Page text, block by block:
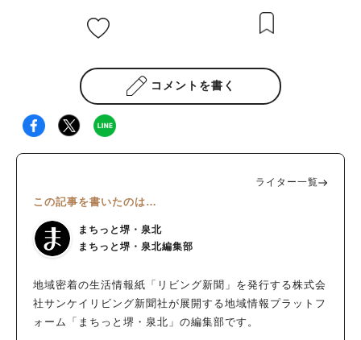
たスマートフォンやタブレット端末が必須です。 バッテリー切
れには要注意なので、モバイルバッテリーを持って行くといいか
用は自己負担です。 シェアサイクルやレンタサイクル、阪堺電
車などを利用して、堺を周遊しながら楽しみましょう。 クリア
すると、クリア特典ノベルティや周辺施設で使えるクーポンがも
らえますよ！ 謎解けば堺のストーリーは？ ある日、堺が誇る伝
悩ませるあなたの前に、突如として姿を現したのは「カジラ」と
名乗る謎の精霊でした。 カジラはあなたに契約を持ち掛け
て…。 伝説の鍛冶職人の失踪事件、謎の「精霊」。 調査を進め
ることで明らかになっていく「人間関係」。 これは、堺の街を
舞台にした、壮大な探偵物語です！ 堺の街に散りばめられた謎
を解き明かそう！ 堺の歴史や文化に触れながら、心躍る謎解き
体験ができるこのイベント。 堺の街を、いつもよりゆっくり歩
コメントを書く
ライター一覧
この記事を書いたのは…
まちっと堺・泉北
まちっと堺・泉北編集部
地域密着の生活情報紙「リビング新聞」を発行する株式会
社サンケイリビング新聞社が展開する地域情報プラットフ
ォーム「まちっと堺・泉北」の編集部です。